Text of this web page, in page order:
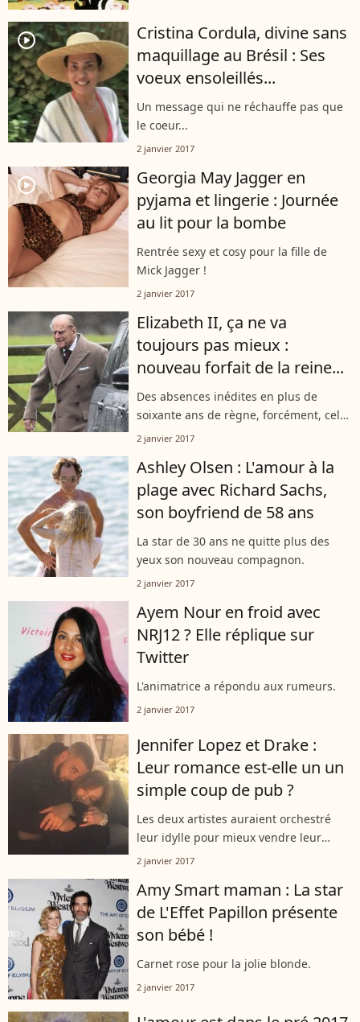
player2
Cristina Cordula, divine sans
maquillage au Brésil : Ses
voeux ensoleillés...
Un message qui ne réchauffe pas que
le coeur...
2 janvier 2017
player2
Georgia May Jagger en
pyjama et lingerie : Journée
au lit pour la bombe
Rentrée sexy et cosy pour la fille de
Mick Jagger !
2 janvier 2017
Elizabeth II, ça ne va
toujours pas mieux :
nouveau forfait de la reine...
Des absences inédites en plus de
soixante ans de règne, forcément, cela
ce remarque.
2 janvier 2017
Ashley Olsen : L'amour à la
plage avec Richard Sachs,
son boyfriend de 58 ans
La star de 30 ans ne quitte plus des
yeux son nouveau compagnon.
2 janvier 2017
Ayem Nour en froid avec
NRJ12 ? Elle réplique sur
Twitter
L'animatrice a répondu aux rumeurs.
2 janvier 2017
Jennifer Lopez et Drake :
Leur romance est-elle un un
simple coup de pub ?
Les deux artistes auraient orchestré
leur idylle pour mieux vendre leur
musique.
2 janvier 2017
Amy Smart maman : La star
de L'Effet Papillon présente
son bébé !
Carnet rose pour la jolie blonde.
2 janvier 2017